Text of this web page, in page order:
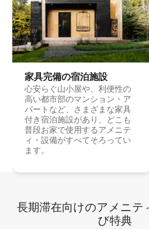
家具完備の宿⁠泊⁠施⁠設
心安らぐ山小屋や、利便性の
高い都市部のマンション・ア
パートなど、さまざまな家具
付き宿泊施設があり、どこも
普段お家で使用するアメニテ
ィ・設備がすべてそろってい
ます。
長期滞在向け⁠のア⁠メ⁠ニ⁠テ⁠
び特⁠典